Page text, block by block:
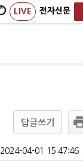
LIVE 전자신문
답글쓰기
2024-04-01 15:47:46